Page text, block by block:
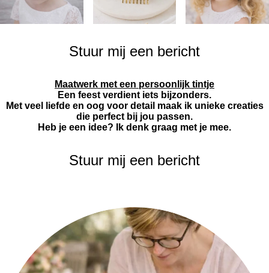
Stuur mij een bericht
Maatwerk met een persoonlijk tintje
Een feest verdient iets bijzonders.
Met veel liefde en oog voor detail maak ik unieke creaties
die perfect bij jou passen.
Heb je een idee? Ik denk graag met je mee.
Stuur mij een bericht